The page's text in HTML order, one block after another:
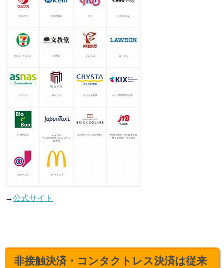
→公式サイト
非接触決済・コンタクトレス決済は従来